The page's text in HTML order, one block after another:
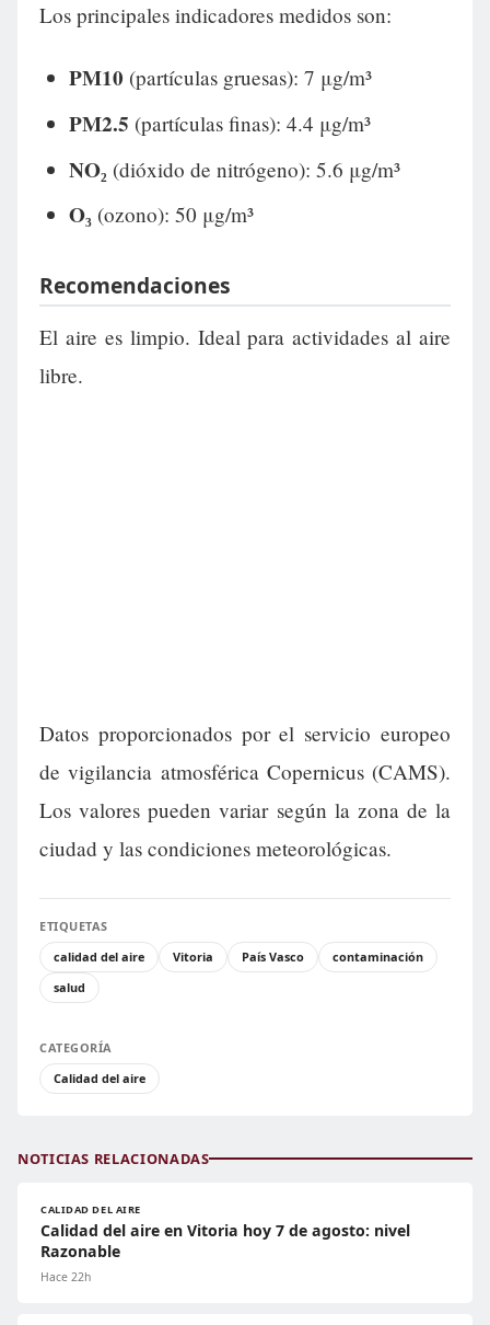
Los principales indicadores medidos son:
PM10 (partículas gruesas): 7 μg/m³
PM2.5 (partículas finas): 4.4 μg/m³
NO₂ (dióxido de nitrógeno): 5.6 μg/m³
O₃ (ozono): 50 μg/m³
Recomendaciones
El aire es limpio. Ideal para actividades al aire
libre.
Datos proporcionados por el servicio europeo
de vigilancia atmosférica Copernicus (CAMS).
Los valores pueden variar según la zona de la
ciudad y las condiciones meteorológicas.
ETIQUETAS
calidad del aire
Vitoria País Vasco
contaminación
salud
CATEGORÍA
Calidad del aire
NOTICIAS RELACIONADAS
CALIDAD DEL AIRE
Calidad del aire en Vitoria hoy 7 de agosto: nivel
Razonable
Hace 22h